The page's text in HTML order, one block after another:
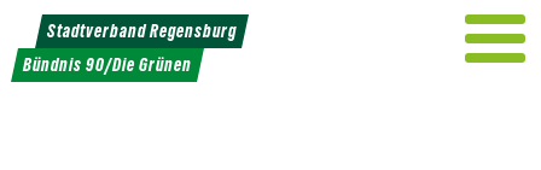
Weiter
zum
Inhalt
Stadtverband Regensburg
Bündnis 90/Die Grünen